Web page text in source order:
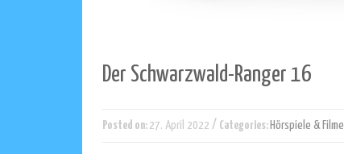
Der Schwarzwald-Ranger 16
Posted on: 27. April 2022 / Categories: Hörspiele & Filme